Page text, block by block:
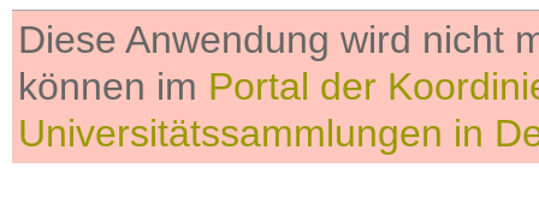
Diese Anwendung wird nicht
können im Portal der
Universitätssammlungen in